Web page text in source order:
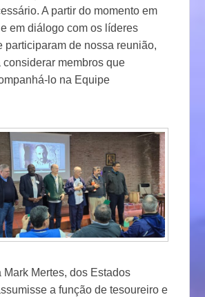
A partir do momento em
em diálogo com os líderes
participaram de nossa reunião,
considerar membros que
lo na Equipe
Mark Mertes, dos Estados
a função de tesoureiro e